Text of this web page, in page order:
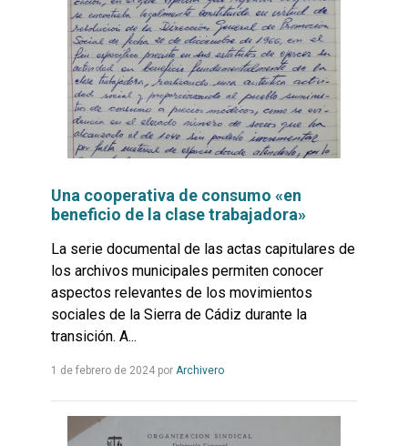
Una cooperativa de consumo «en
beneficio de la clase trabajadora»
La serie documental de las actas capitulares de
los archivos municipales permiten conocer
aspectos relevantes de los movimientos
sociales de la Sierra de Cádiz durante la
transición. A...
1 de febrero de 2024por ArchiveroLeer